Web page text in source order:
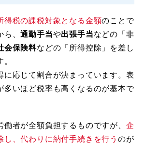
得税の課税対象となる金額のことで
ら、通勤手当や出張手当などの「非
会保険料などの「所得控除」を差し
に応じて割合が決まっています。表
多いほど税率も高くなるのが基本で
働者が全額負担するものですが、 企
し、代わりに納付手続きを行う のが